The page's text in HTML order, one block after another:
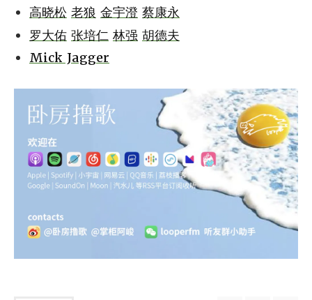
高晓松 老狼 金宇澄 蔡康永
罗大佑 张培仁 林强 胡德夫
Mick Jagger